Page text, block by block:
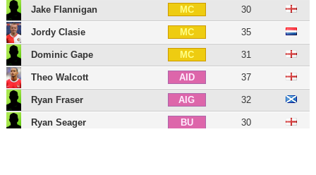
Jake Flannigan MC 30
Jordy Clasie MC 35
Dominic Gape MC 31
Theo Walcott AID 37
Ryan Fraser AIG 32
Ryan Seager BU 30